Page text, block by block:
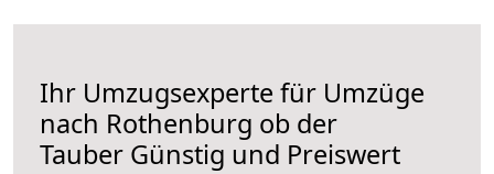
Ihr Umzugsexperte für Umzüge
nach Rothenburg ob der
Tauber Günstig und Preiswert